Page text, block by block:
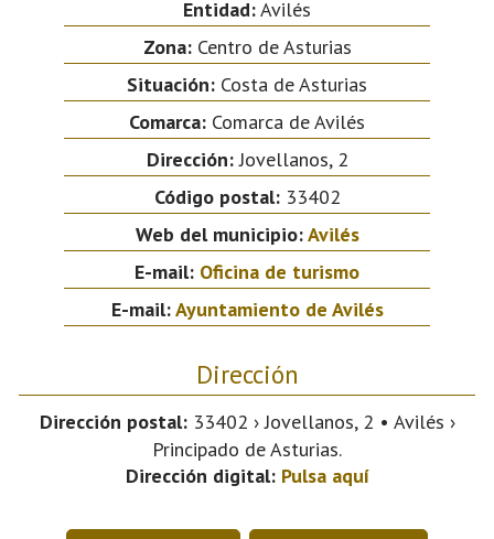
Entidad:Avilés
Zona:Centro de Asturias
Situación: Costa de Asturias
Comarca: Comarca de Avilés
Dirección:Jovellanos, 2
Código postal:33402
Web del municipio:Avilés
E-mail: Oficina de turismo
E-mail:Ayuntamiento de Avilés
Dirección
Dirección postal:33402 › Jovellanos, 2 • Avilés ›
Principado de Asturias.
Dirección digital: Pulsa aquí